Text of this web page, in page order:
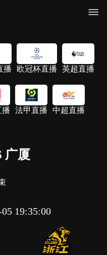
播 欧冠杯直播 英超直播
播 法甲直播 中超直播
广厦
19:35:00